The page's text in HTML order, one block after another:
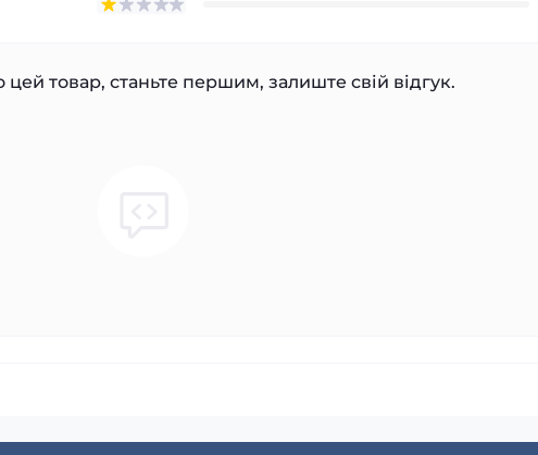
цей товар, станьте першим, залиште свій відгук.